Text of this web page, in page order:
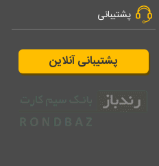
پشتیبانی
پشتیبانی آنلاین